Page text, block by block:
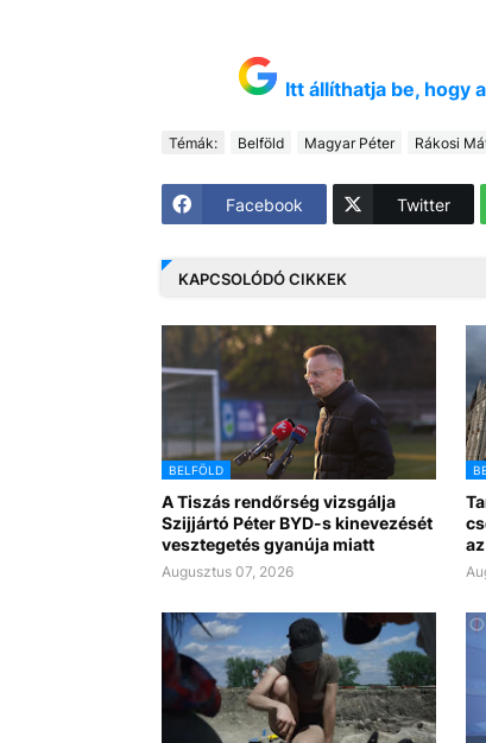
Itt állíthatja be, hogy
Témák: Belföld Magyar Péter Rákosi
Facebook Twitter
KAPCSOLÓDÓ CIKKEK
BELFÖLD
A Tiszás rendőrség vizsgálja
Szijjártó Péter BYD-s kinevezését
vesztegetés gyanúja miatt
Augusztus 07, 2026